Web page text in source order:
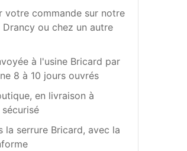
votre commande sur notre
ou chez un autre
à l'usine Bricard par
8 à 10 jours ouvrés
en livraison à
serrure Bricard, avec la